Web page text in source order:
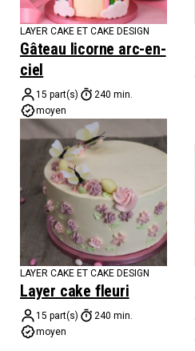
LAYER CAKE ET CAKE DESIGN
Gâteau licorne arc-en-
ciel
15 part(s)
240 min.
moyen
LAYER CAKE ET CAKE DESIGN
Layer cake fleuri
15 part(s)
240 min.
moyen